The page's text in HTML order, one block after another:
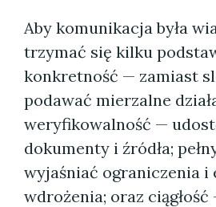
Aby komunikacja była
trzymać się kilku
konkretność — zamiast
podawać mierzalne
weryfikowalność —
dokumenty i źródła;
wyjaśniać ograniczenia i
wdrożenia; oraz